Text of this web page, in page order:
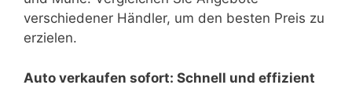
verschiedener Händler, um den besten Preis zu
erzielen.
Auto verkaufen sofort: Schnell und effizient